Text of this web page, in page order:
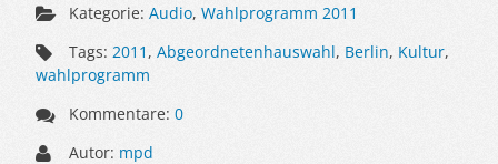
Kategorie:Audio,Wahlprogramm 2011
Tags: 2011 ,Abgeordnetenhauswahl, Berlin, Kultur,
wahlprogramm
Kommentare:0
Autor: mpd